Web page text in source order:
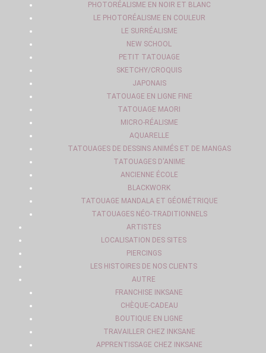
PHOTORÉALISME EN NOIR ET BLANC
LE PHOTORÉALISME EN COULEUR
LE SURRÉALISME
NEW SCHOOL
PETIT TATOUAGE
SKETCHY/CROQUIS
JAPONAIS
TATOUAGE EN LIGNE FINE
TATOUAGE MAORI
MICRO-RÉALISME
AQUARELLE
TATOUAGES DE DESSINS ANIMÉS ET DE MANGAS
TATOUAGES D'ANIME
ANCIENNE ÉCOLE
BLACKWORK
TATOUAGE MANDALA ET GÉOMÉTRIQUE
TATOUAGES NÉO-TRADITIONNELS
ARTISTES
LOCALISATION DES SITES
PIERCINGS
LES HISTOIRES DE NOS CLIENTS
AUTRE
FRANCHISE INKSANE
CHÈQUE-CADEAU
BOUTIQUE EN LIGNE
TRAVAILLER CHEZ INKSANE
APPRENTISSAGE CHEZ INKSANE